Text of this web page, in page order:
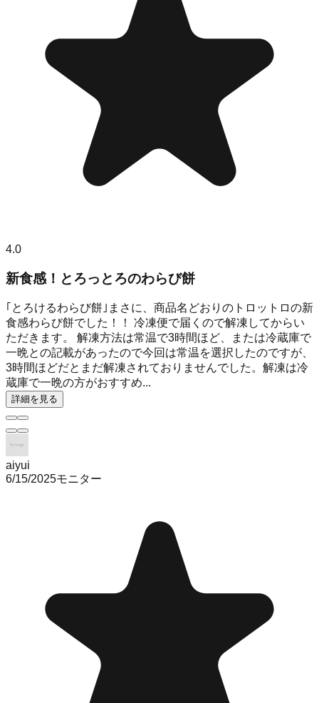
4.0
新食感！とろっとろのわらび餅
｢とろけるわらび餅｣まさに、商品名どおりのトロットロの新
食感わらび餅でした！！ 冷凍便で届くので解凍してからい
ただきます。 解凍方法は常温で3時間ほど、または冷蔵庫で
一晩との記載があったので今回は常温を選択したのですが、
3時間ほどだとまだ解凍されておりませんでした。解凍は冷
蔵庫で一晩の方がおすすめ...
詳細を見る
aiyui
6/15/2025モニター